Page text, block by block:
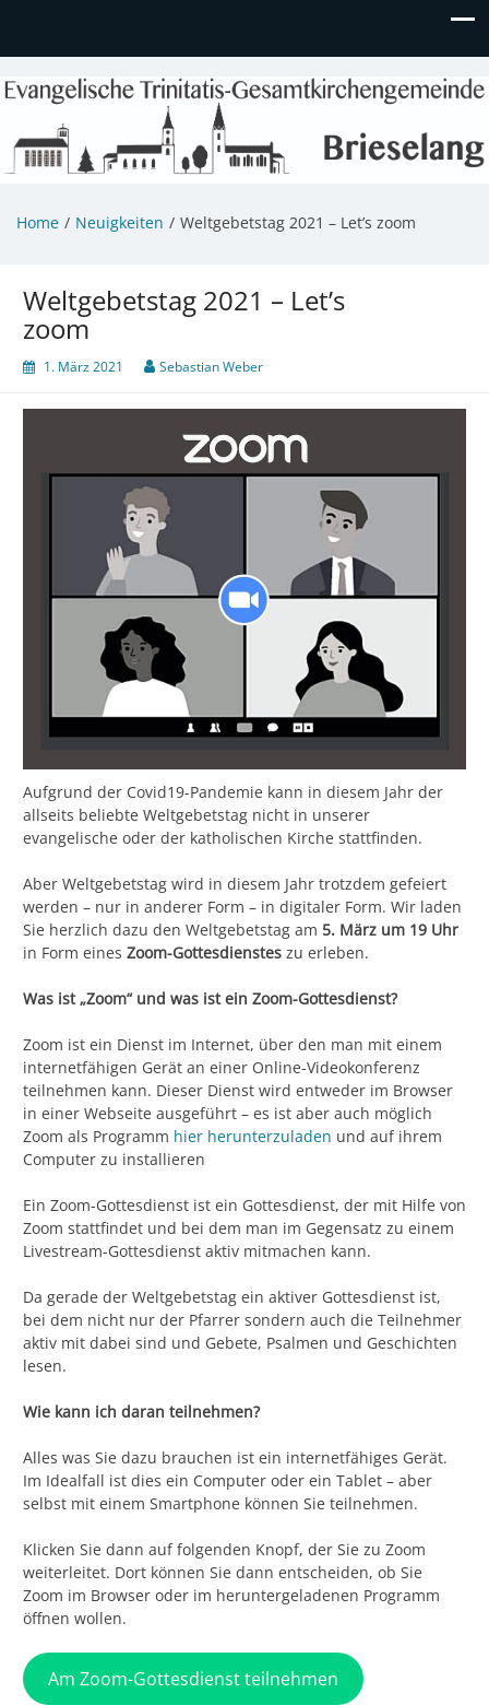
Evangelische Kirchengemeinde
Brieselang
Informationen zu Veranstaltungen, Gemeindeleben und
unserem Kindergarten
Home Neuigkeiten Weltgebetstag 2021 – Let’s zoom
Weltgebetstag 2021 – Let’s
zoom
1. März 2021 Sebastian Weber
Aufgrund der Covid19-Pandemie kann in diesem Jahr der
allseits beliebte Weltgebetstag nicht in unserer
evangelische oder der katholischen Kirche stattfinden.
Aber Weltgebetstag wird in diesem Jahr trotzdem gefeiert
werden – nur in anderer Form – in digitaler Form. Wir laden
Sie herzlich dazu den Weltgebetstag am 5. März um 19 Uhr
in Form eines Zoom-Gottesdienstes zu erleben.
Was ist „Zoom“ und was ist ein Zoom-Gottesdienst?
Zoom ist ein Dienst im Internet, über den man mit einem
internetfähigen Gerät an einer Online-Videokonferenz
teilnehmen kann. Dieser Dienst wird entweder im Browser
in einer Webseite ausgeführt – es ist aber auch möglich
Zoom als Programm hier herunterzuladen und auf ihrem
Computer zu installieren
Ein Zoom-Gottesdienst ist ein Gottesdienst, der mit Hilfe von
Zoom stattfindet und bei dem man im Gegensatz zu einem
Livestream-Gottesdienst aktiv mitmachen kann.
Da gerade der Weltgebetstag ein aktiver Gottesdienst ist,
bei dem nicht nur der Pfarrer sondern auch die Teilnehmer
aktiv mit dabei sind und Gebete, Psalmen und Geschichten
lesen.
Wie kann ich daran teilnehmen?
Alles was Sie dazu brauchen ist ein internetfähiges Gerät.
Im Idealfall ist dies ein Computer oder ein Tablet – aber
selbst mit einem Smartphone können Sie teilnehmen.
Klicken Sie dann auf folgenden Knopf, der Sie zu Zoom
weiterleitet. Dort können Sie dann entscheiden, ob Sie
Zoom im Browser oder im heruntergeladenen Programm
öffnen wollen.
Am Zoom-Gottesdienst teilnehmen